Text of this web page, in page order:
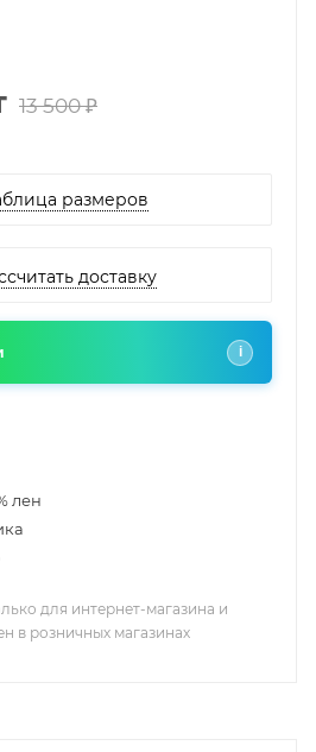
13 500 ₽
размеров
доставку
i
лен
для интернет-магазина и
в розничных магазинах